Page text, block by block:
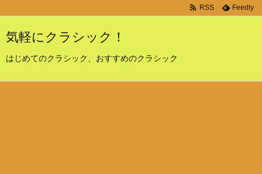
気軽にクラシック！
はじめてのクラシック、おすすめのクラシック
RSS Feedly